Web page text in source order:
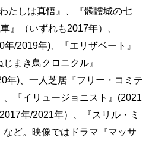
たしは真悟』、『髑髏城の七
』（いずれも2017年）、
年/2019年)、『エリザベート』
まき鳥クロニクル』
年)、一人芝居『フリー・コミテ
『イリュージョニスト』(2021
年/2021年）、『スリル・ミ
ど。映像ではドラマ『マッサ